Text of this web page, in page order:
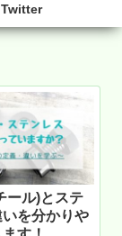
Twitter
ール)とステ
を分かりや